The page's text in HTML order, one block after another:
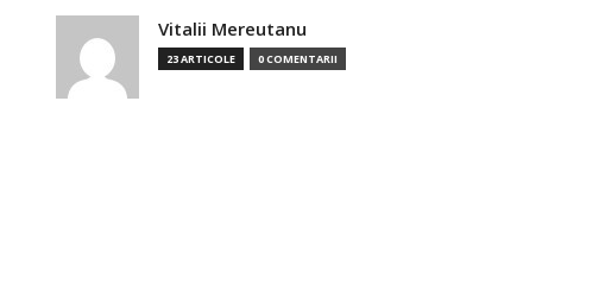
Vitalii Mereutanu
23 ARTICOLE 0 COMENTARII